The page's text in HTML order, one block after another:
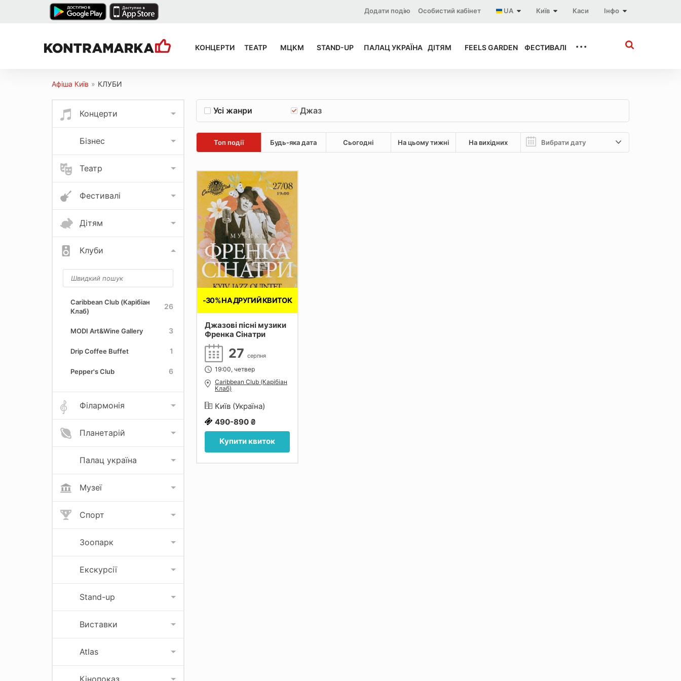
Інфо
Каси
Київ
UA
Особистий кабінет
Додати подію
КОНЦЕРТИ ТЕАТР МЦКМ STAND-UP ПАЛАЦ УКРАЇНА ДІТЯМ FEELS GARDEN ФЕСТИВАЛІ ...
Афіша Київ » КЛУБИ
Концерти
Бізнес
Театр
Фестивалі
Дітям
Клуби
Caribbean Club (Карібіан
Клаб)
26
MODI Art&Wine Gallery 3
Drip Coffee Buffet 1
Pepper's Club 6
Філармонія
Планетарій
Палац україна
Музеї
Спорт
Зоопарк
Екскурсії
Stand-up
Виставки
Atlas
Кінопоказ
Усі жанри Джаз
Топ події Будь-яка дата Сьогодні На цьому тижні На вихідних
-30% НА ДРУГИЙ КВИТОК
Джазові пісні музики
Френка Сінатри
27 серпня
19:00, четвер
Caribbean Club (Карібіан
Клаб)
Київ (Україна)
490-890 ₴
Купити квиток